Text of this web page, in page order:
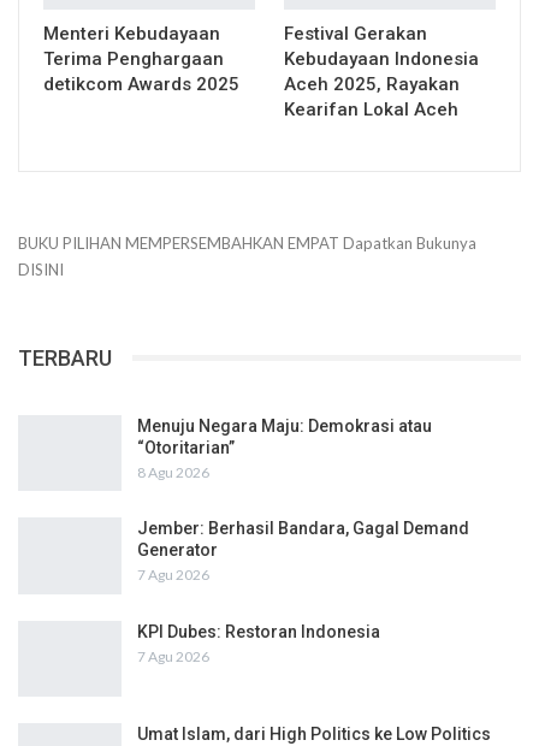
Menteri Kebudayaan
Terima Penghargaan
detikcom Awards 2025
Festival Gerakan
Kebudayaan Indonesia
Aceh 2025, Rayakan
Kearifan Lokal Aceh
BUKU PILIHAN MEMPERSEMBAHKAN EMPAT Dapatkan Bukunya
DISINI
TERBARU
Menuju Negara Maju: Demokrasi atau
“Otoritarian”
8 Agu 2026
Jember: Berhasil Bandara, Gagal Demand
Generator
7 Agu 2026
KPI Dubes: Restoran Indonesia
7 Agu 2026
Umat Islam, dari High Politics ke Low Politics